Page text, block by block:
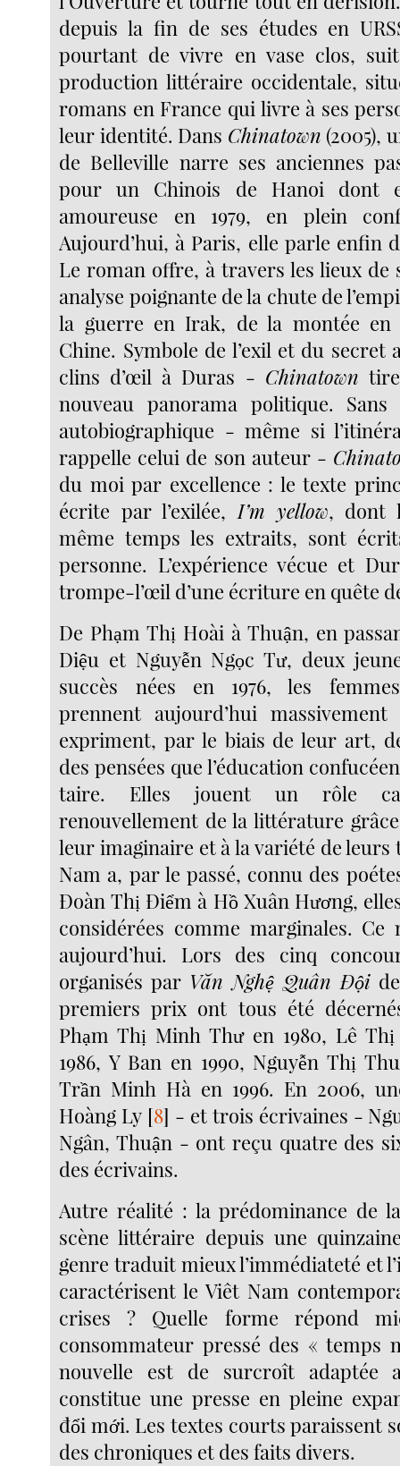
depuis la fin de ses études en
pourtant de vivre en vase clos,
production littéraire occidentale,
romans en France qui livre à ses
leur identité. Dans Chinatown (2005),
de Belleville narre ses anciennes
pour un Chinois de Hanoi dont
amoureuse en 1979, en plein
Aujourd’hui, à Paris, elle parle enfin
Le roman offre, à travers les lieux de
analyse poignante de la chute de
la guerre en Irak, de la montée en
Chine. Symbole de l’exil et du secret
clins d’œil à Duras - Chinatown
nouveau panorama politique.
autobiographique - même si
rappelle celui de son auteur -
du moi par excellence : le texte
écrite par l’exilée,I’m yellow, dont
même temps les extraits, sont
personne. L’expérience vécue et
trompe-l’œil d’une écriture en quête
De Phạm Thị Hoài à Thuận, en
Diệu et Nguyễn Ngọc Tư, deux
succès nées en 1976, les
prennent aujourd’hui
expriment, par le biais de leur art,
des pensées que l’éducation
taire. Elles jouent un rôle
renouvellement de la littérature
leur imaginaire et à la variété de leurs
Nam a, par le passé, connu des
Đoàn Thị Điểm à Hồ Xuân Hương,
considérées comme marginales. Ce
aujourd’hui. Lors des cinq
organisés par Văn Nghệ Quân Độide
premiers prix ont tous été
Phạm Thị Minh Thư en 1980, Lê
1986, Y Ban en 1990, Nguyễn Thị
Trần Minh Hà en 1996. En 2006,
Hoàng Ly [8] - et trois écrivaines -
Ngân, Thuận - ont reçu quatre des
des écrivains.
Autre réalité : la prédominance de
scène littéraire depuis une
genre traduit mieux l’immédiateté et
caractérisent le Viêt Nam
crises ? Quelle forme répond
consommateur pressé des « temps
nouvelle est de surcroît adaptée
constitue une presse en pleine
đổi mới. Les textes courts paraissent
des chroniques et des faits divers.